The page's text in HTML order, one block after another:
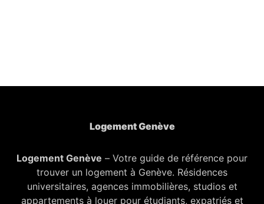
Logement Genève
Logement Genève – Votre guide de référence pour
trouver un logement à Genève. Résidences
universitaires, agences immobilières, studios et
appartements à louer pour étudiants, expatriés et